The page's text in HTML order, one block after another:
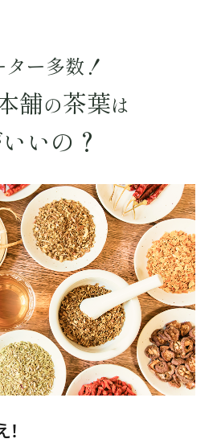
500g 1000g
検索
ター多数！
舗の茶葉は
いの？